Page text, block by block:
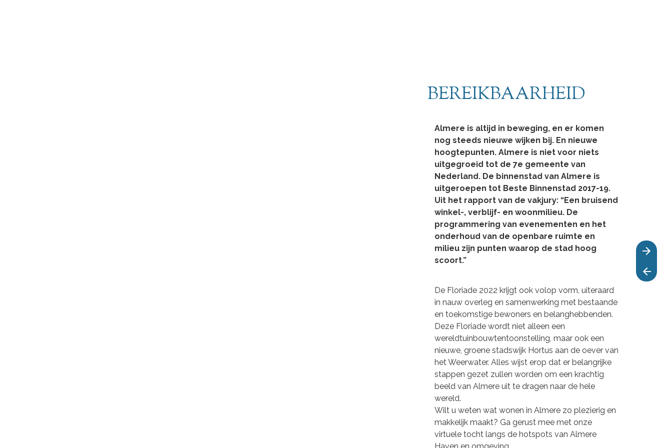
BEREIKBAARHEID
Almere is altijd in beweging, en er komen
nog steeds nieuwe wijken bij. En nieuwe
hoogtepunten. Almere is niet voor niets
uitgegroeid tot de 7e gemeente van
Nederland. De binnenstad van Almere is
uitgeroepen tot Beste Binnenstad 2017-19.
Uit het rapport van de vakjury: “Een bruisend
winkel-, verblijf- en woonmilieu. De
programmering van evenementen en het
onderhoud van de openbare ruimte en
milieu zijn punten waarop de stad hoog
scoort.”
De Floriade 2022 krijgt ook volop vorm, uiteraard
in nauw overleg en samenwerking met bestaande
en toekomstige bewoners en belanghebbenden.
Deze Floriade wordt niet alleen een
wereldtuinbouwtentoonstelling, maar ook een
nieuwe, groene stadswijk Hortus aan de oever van
het Weerwater. Alles wijst erop dat er belangrijke
stappen gezet zullen worden om een krachtig
beeld van Almere uit te dragen naar de hele
wereld.
Wilt u weten wat wonen in Almere zo plezierig en
makkelijk maakt? Ga gerust mee met onze
virtuele tocht langs de hotspots van Almere